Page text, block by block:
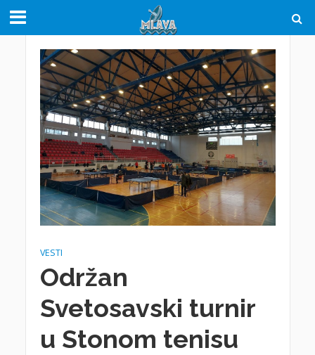
VESTI
Održan
Svetosavski turnir
u Stonom tenisu